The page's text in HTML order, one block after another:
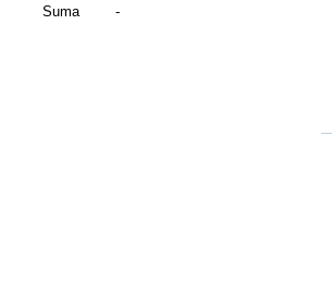
Suma
-